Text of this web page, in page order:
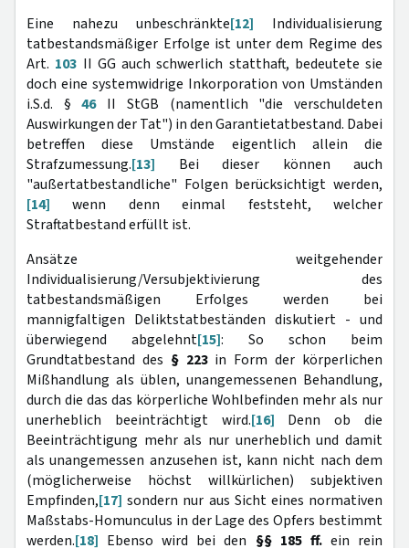
Eine nahezu unbeschränkte[12] Individualisierung
tatbestandsmäßiger Erfolge ist unter dem Regime des
Art. 103 II GG auch schwerlich statthaft, bedeutete sie
doch eine systemwidrige Inkorporation von Umständen
i.S.d. §46II StGB (namentlich "die verschuldeten
Auswirkungen der Tat") in den Garantietatbestand. Dabei
betreffen diese Umstände eigentlich allein die
Strafzumessung.[13] Bei dieser können auch
"außertatbestandliche" Folgen berücksichtigt werden,
[14] wenn denn einmal feststeht, welcher
Straftatbestand erfüllt ist.
Ansätze weitgehender
Individualisierung/Versubjektivierung des
tatbestandsmäßigen Erfolges werden bei
mannigfaltigen Deliktstatbeständen diskutiert - und
überwiegend abgelehnt[15]: So schon beim
Grundtatbestand des § 223in Form der körperlichen
Mißhandlung als üblen, unangemessenen Behandlung,
durch die das das körperliche Wohlbefinden mehr als nur
unerheblich beeinträchtigt wird.[16] Denn ob die
Beeinträchtigung mehr als nur unerheblich und damit
als unangemessen anzusehen ist, kann nicht nach dem
(möglicherweise höchst willkürlichen) subjektiven
Empfinden,[17] sondern nur aus Sicht eines normativen
Maßstabs-Homunculus in der Lage des Opfers bestimmt
werden.[18] Ebenso wird bei den §§ 185 ff.ein rein